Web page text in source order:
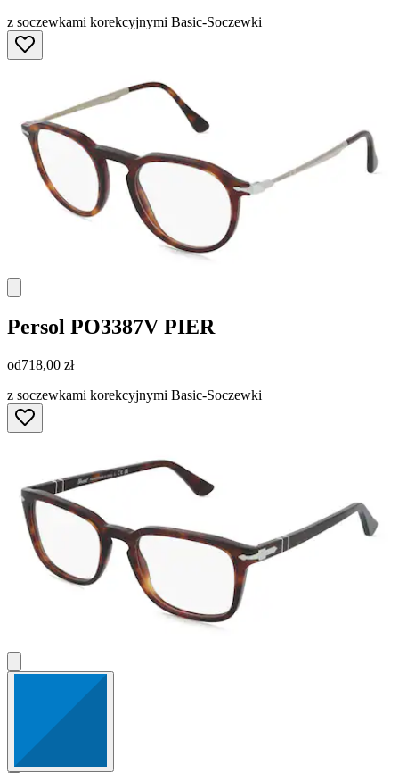
z soczewkami korekcyjnymi Basic-Soczewki
Persol PO3387V PIER
od718,00 zł
z soczewkami korekcyjnymi Basic-Soczewki